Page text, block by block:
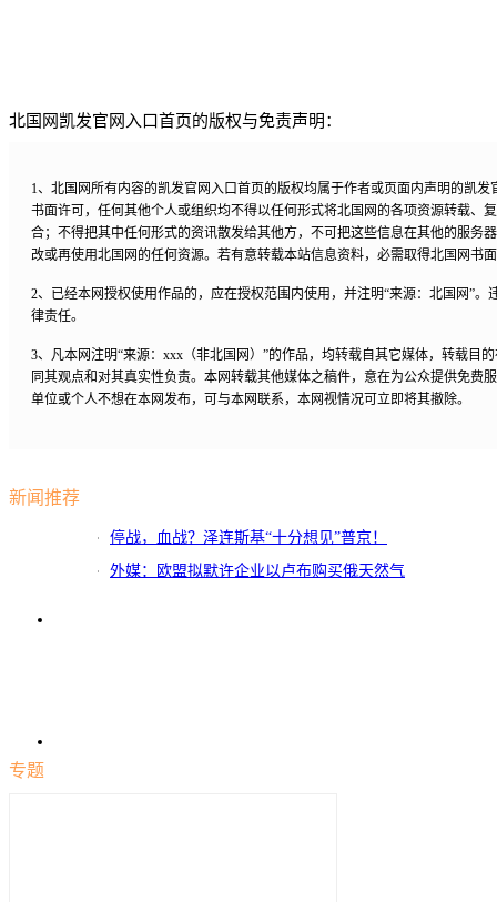
北国网凯发官网入口首页的版权与免责声明：
1、北国网所有内容的凯发官网入口首页的版权均属于作者或页面内声明的凯
书面许可，任何其他个人或组织均不得以任何形式将北国网的各项资源转载、
合；不得把其中任何形式的资讯散发给其他方，不可把这些信息在其他的服务
改或再使用北国网的任何资源。若有意转载本站信息资料，必需取得北国网书
2、已经本网授权使用作品的，应在授权范围内使用，并注明“来源：北国网”
律责任。
3、凡本网注明“来源：xxx（非北国网）”的作品，均转载自其它媒体，转载目
同其观点和对其真实性负责。本网转载其他媒体之稿件，意在为公众提供免费
单位或个人不想在本网发布，可与本网联系，本网视情况可立即将其撤除。
新闻推荐
停战，血战？泽连斯基“十分想见”普京！
外媒：欧盟拟默许企业以卢布购买俄天然气
专题